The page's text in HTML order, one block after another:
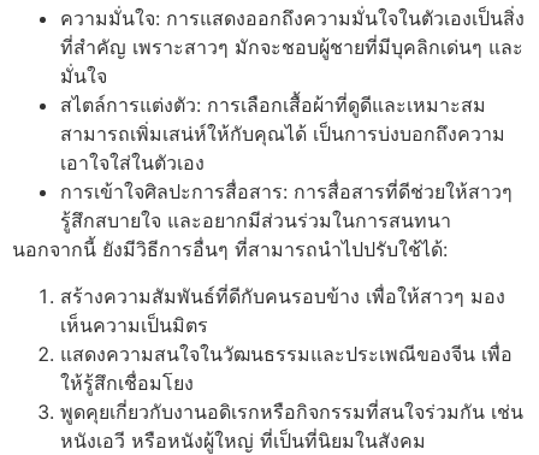
ความมั่นใจ: การแสดงออกถึงความมั่นใจในตัวเองเป็นสิ่ง
ที่สำคัญ เพราะสาวๆ มักจะชอบผู้ชายที่มีบุคลิกเด่นๆ และ
มั่นใจ
สไตล์การแต่งตัว: การเลือกเสื้อผ้าที่ดูดีและเหมาะสม
สามารถเพิ่มเสน่ห์ให้กับคุณได้ เป็นการบ่งบอกถึงความ
เอาใจใส่ในตัวเอง
การเข้าใจศิลปะการสื่อสาร: การสื่อสารที่ดีช่วยให้สาวๆ
รู้สึกสบายใจ และอยากมีส่วนร่วมในการสนทนา
นอกจากนี้ ยังมีวิธีการอื่นๆ ที่สามารถนำไปปรับใช้ได้:
สร้างความสัมพันธ์ที่ดีกับคนรอบข้าง เพื่อให้สาวๆ มอง
เห็นความเป็นมิตร
แสดงความสนใจในวัฒนธรรมและประเพณีของจีน เพื่อ
ให้รู้สึกเชื่อมโยง
พูดคุยเกี่ยวกับงานอดิเรกหรือกิจกรรมที่สนใจร่วมกัน เช่น
หนังเอวี หรือหนังผู้ใหญ่ ที่เป็นที่นิยมในสังคม